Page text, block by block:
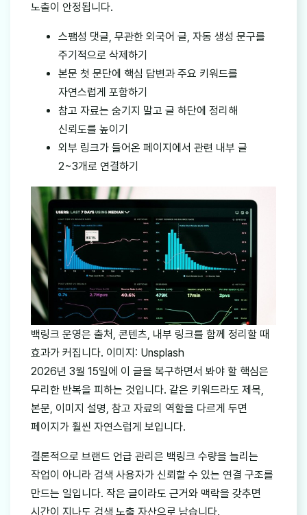
노출이 안정됩니다.
스팸성 댓글, 무관한 외국어 글, 자동 생성 문구를
주기적으로 삭제하기
본문 첫 문단에 핵심 답변과 주요 키워드를
자연스럽게 포함하기
참고 자료는 숨기지 말고 글 하단에 정리해
신뢰도를 높이기
외부 링크가 들어온 페이지에서 관련 내부 글
2~3개로 연결하기
백링크 운영은 출처, 콘텐츠, 내부 링크를 함께 정리할 때
효과가 커집니다. 이미지: Unsplash
2026년 3월 15일에 이 글을 복구하면서 봐야 할 핵심은
무리한 반복을 피하는 것입니다. 같은 키워드라도 제목,
본문, 이미지 설명, 참고 자료의 역할을 다르게 두면
페이지가 훨씬 자연스럽게 보입니다.
결론적으로 브랜드 언급 관리은 백링크 수량을 늘리는
작업이 아니라 검색 사용자가 신뢰할 수 있는 연결 구조를
만드는 일입니다. 작은 글이라도 근거와 맥락을 갖추면
시간이 지나도 검색 노출 자산으로 남습니다.